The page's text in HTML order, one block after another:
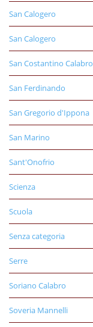
San Calogero
San Calogero
San Costantino Calabro
San Ferdinando
San Gregorio d'Ippona
San Marino
Sant'Onofrio
Scienza
Scuola
Senza categoria
Serre
Soriano Calabro
Soveria Mannelli